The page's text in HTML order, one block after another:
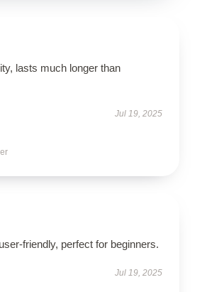
lasts much longer than
Jul 19, 2025
friendly, perfect for beginners.
Jul 19, 2025